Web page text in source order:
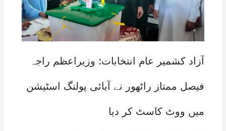
آزاد کشمیر عام انتخابات: وزیراعظم راجہ
فیصل ممتاز راٹھور نے آبائی پولنگ اسٹیشن
میں ووٹ کاسٹ کر دیا